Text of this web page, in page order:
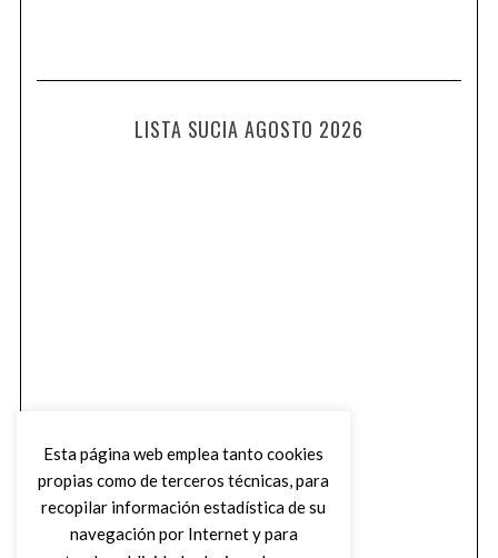
LISTA SUCIA AGOSTO 2026
Esta página web emplea tanto cookies
propias como de terceros técnicas, para
recopilar información estadística de su
navegación por Internet y para